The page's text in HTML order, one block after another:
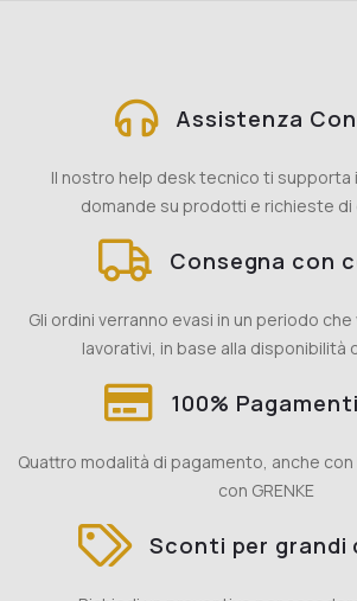
Assistenza
Il nostro help desk tecnico ti supporta
domande su prodotti e richieste di
Consegna con
Gli ordini verranno evasi in un periodo che
lavorativi, in base alla disponibilità
100%
Quattro modalità di pagamento, anche
con GRENKE
Sconti per grandi